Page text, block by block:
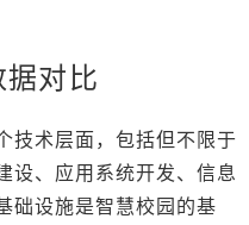
对比
技术层面，包括但不限于
设、应用系统开发、信息
础设施是智慧校园的基